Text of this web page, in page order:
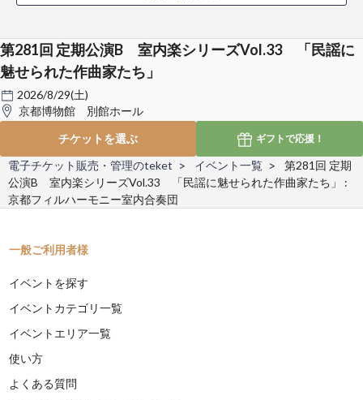
第281回 定期公演B 室内楽シリーズVol.33 「民謡に
魅せられた作曲家たち」
2026/8/29(土)
京都博物館 別館ホール
チケットを選ぶ
ギフトで応援！
電子チケット販売・管理のteket イベント一覧
第281回 定期
公演B 室内楽シリーズVol.33 「民謡に魅せられた作曲家たち」 :
京都フィルハーモニー室内合奏団
一般ご利用者様
イベントを探す
イベントカテゴリ一覧
イベントエリア一覧
使い方
よくある質問